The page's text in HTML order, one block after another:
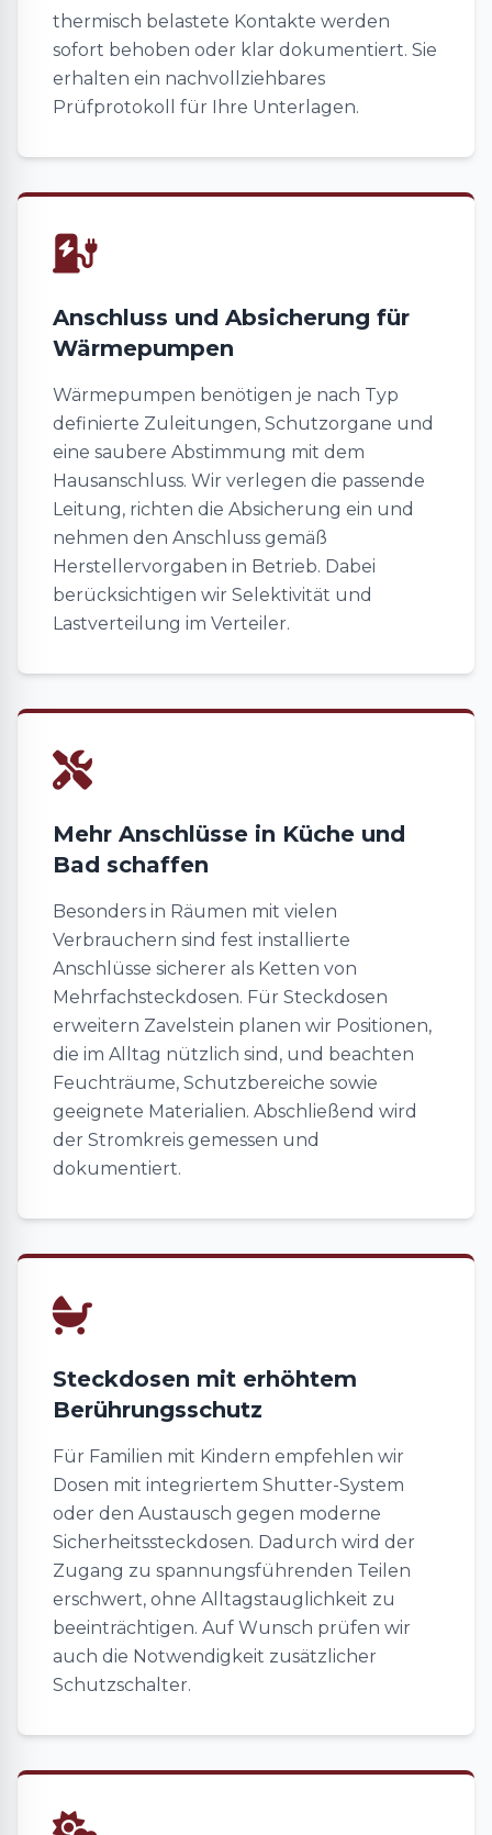
thermisch belastete Kontakte werden
sofort behoben oder klar dokumentiert. Sie
erhalten ein nachvollziehbares
Prüfprotokoll für Ihre Unterlagen.
Anschluss und Absicherung für
Wärmepumpen
Wärmepumpen benötigen je nach Typ
definierte Zuleitungen, Schutzorgane und
eine saubere Abstimmung mit dem
Hausanschluss. Wir verlegen die passende
Leitung, richten die Absicherung ein und
nehmen den Anschluss gemäß
Herstellervorgaben in Betrieb. Dabei
berücksichtigen wir Selektivität und
Lastverteilung im Verteiler.
Mehr Anschlüsse in Küche und
Bad schaffen
Besonders in Räumen mit vielen
Verbrauchern sind fest installierte
Anschlüsse sicherer als Ketten von
Mehrfachsteckdosen. Für Steckdosen
erweitern Zavelstein planen wir Positionen,
die im Alltag nützlich sind, und beachten
Feuchträume, Schutzbereiche sowie
geeignete Materialien. Abschließend wird
der Stromkreis gemessen und
dokumentiert.
Steckdosen mit erhöhtem
Berührungsschutz
Für Familien mit Kindern empfehlen wir
Dosen mit integriertem Shutter-System
oder den Austausch gegen moderne
Sicherheitssteckdosen. Dadurch wird der
Zugang zu spannungsführenden Teilen
erschwert, ohne Alltagstauglichkeit zu
beeinträchtigen. Auf Wunsch prüfen wir
auch die Notwendigkeit zusätzlicher
Schutzschalter.